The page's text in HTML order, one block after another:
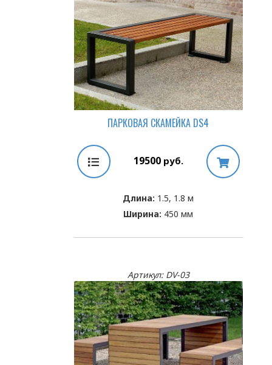
ПАРКОВАЯ СКАМЕЙКА DS4
19500руб.
Длина: 1.5, 1.8 м
Ширина: 450 мм
Артикул: DV-03